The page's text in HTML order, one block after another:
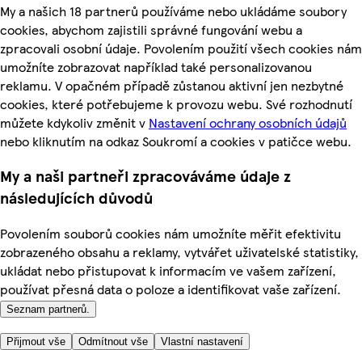
My a našich 18 partnerů používáme nebo ukládáme soubory
cookies, abychom zajistili správné fungování webu a
zpracovali osobní údaje. Povolením použití všech cookies nám
umožníte zobrazovat například také personalizovanou
reklamu. V opačném případě zůstanou aktivní jen nezbytné
cookies, které potřebujeme k provozu webu. Své rozhodnutí
můžete kdykoliv změnit v Nastavení ochrany osobních údajů
nebo kliknutím na odkaz Soukromí a cookies v patičce webu.
My a naši partneři zpracováváme údaje z
následujících důvodů
Povolením souborů cookies nám umožníte měřit efektivitu
zobrazeného obsahu a reklamy, vytvářet uživatelské statistiky,
ukládat nebo přistupovat k informacím ve vašem zařízení,
používat přesná data o poloze a identifikovat vaše zařízení.
Seznam partnerů.
Přijmout vše Odmítnout vše Vlastní nastavení